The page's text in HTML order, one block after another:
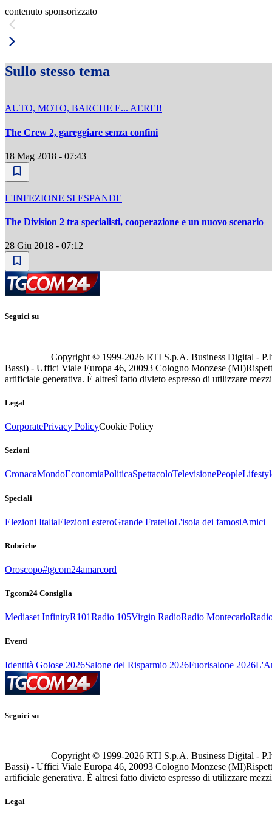
contenuto sponsorizzato
Sullo stesso tema
AUTO, MOTO, BARCHE E... AEREI!
The Crew 2, gareggiare senza confini
18 Mag 2018 - 07:43
L'INFEZIONE SI ESPANDE
The Division 2 tra specialisti, cooperazione e un nuovo scenario
28 Giu 2018 - 07:12
Seguici su
Copyright © 1999-2026 RTI S.p.A. Business Digital -
Bassi) - Uffici Viale Europa 46, 20093 Cologno Monzese (MI)
artificiale generativa. È altresì fatto divieto espresso di utilizzare
Legal
CorporatePrivacy PolicyCookie Policy
Sezioni
CronacaMondoEconomiaPoliticaSpettacoloTelevisionePeople
Speciali
Elezioni ItaliaElezioni esteroGrande FratelloL'isola dei famosiAmici
Rubriche
Oroscopo#tgcom24amarcord
Tgcom24 Consiglia
Mediaset InfinityR101Radio 105Virgin RadioRadio Montecarlo
Eventi
Identità Golose 2026Salone del Risparmio 2026Fuorisalone 2026
Seguici su
Copyright © 1999-2026 RTI S.p.A. Business Digital -
Bassi) - Uffici Viale Europa 46, 20093 Cologno Monzese (MI)
artificiale generativa. È altresì fatto divieto espresso di utilizzare
Legal